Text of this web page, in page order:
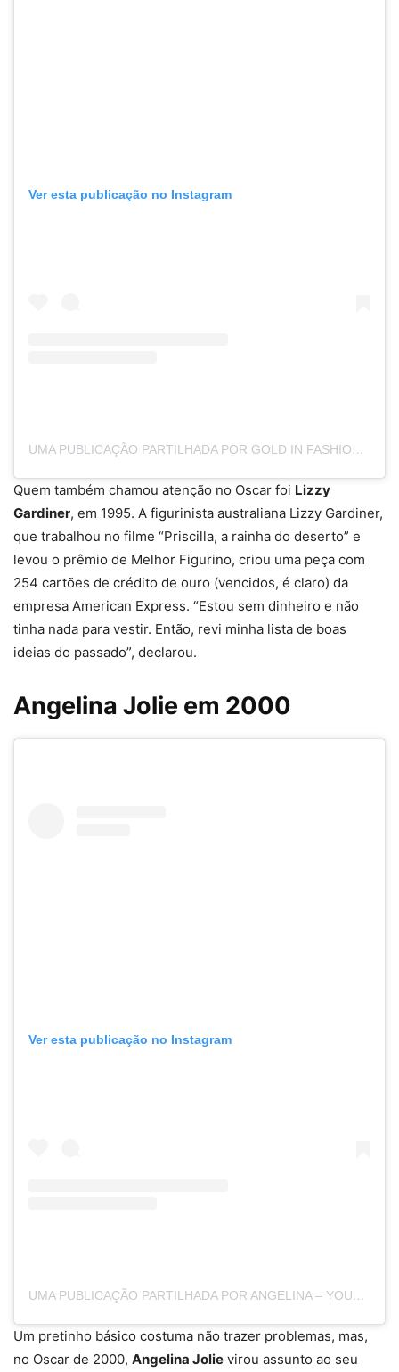
Ver esta publicação no Instagram
UMA PUBLICAÇÃO PARTILHADA POR GOLD IN FASHION, ART AND MOVIE (@GOLD.ADDICTION)
Quem também chamou atenção no Oscar foi Lizzy
Gardiner, em 1995. A figurinista australiana Lizzy Gardiner,
que trabalhou no filme “Priscilla, a rainha do deserto” e
levou o prêmio de Melhor Figurino, criou uma peça com
254 cartões de crédito de ouro (vencidos, é claro) da
empresa American Express. “Estou sem dinheiro e não
tinha nada para vestir. Então, revi minha lista de boas
ideias do passado”, declarou.
Angelina Jolie em 2000
Ver esta publicação no Instagram
UMA PUBLICAÇÃO PARTILHADA POR ANGELINA – YOUNG, WILD & FREE (@DANCINGWITHHERSELF)
Um pretinho básico costuma não trazer problemas, mas,
no Oscar de 2000, Angelina Jolie virou assunto ao seu